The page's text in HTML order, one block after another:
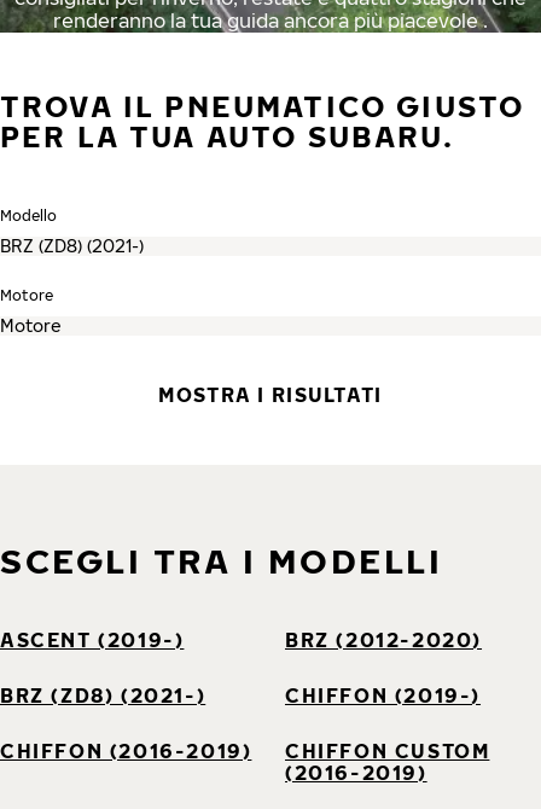
renderanno la tua guida ancora più piacevole .
TROVA IL PNEUMATICO GIUSTO
PER LA TUA AUTO SUBARU.
Modello
Motore
MOSTRA I RISULTATI
SCEGLI TRA I MODELLI
ASCENT (2019-) BRZ (2012-2020)
BRZ (ZD8) (2021-) CHIFFON (2019-)
CHIFFON (2016-2019)
CHIFFON CUSTOM
(2016-2019)